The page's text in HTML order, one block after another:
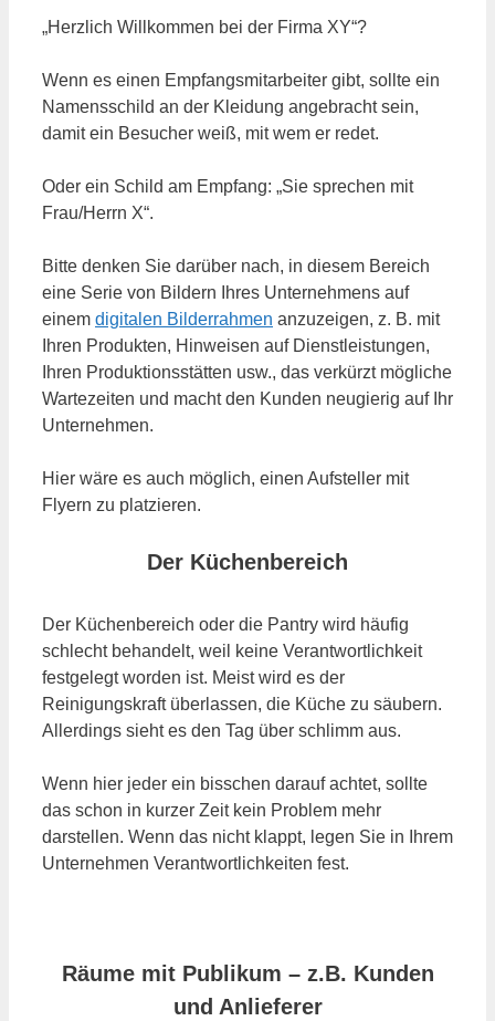
„Herzlich Willkommen bei der Firma XY“?
Wenn es einen Empfangsmitarbeiter gibt, sollte ein
Namensschild an der Kleidung angebracht sein,
damit ein Besucher weiß, mit wem er redet.
Oder ein Schild am Empfang: „Sie sprechen mit
Frau/Herrn X“.
Bitte denken Sie darüber nach, in diesem Bereich
eine Serie von Bildern Ihres Unternehmens auf
einem digitalen Bilderrahmen anzuzeigen, z. B. mit
Ihren Produkten, Hinweisen auf Dienstleistungen,
Ihren Produktionsstätten usw., das verkürzt mögliche
Wartezeiten und macht den Kunden neugierig auf Ihr
Unternehmen.
Hier wäre es auch möglich, einen Aufsteller mit
Flyern zu platzieren.
Der Küchenbereich
Der Küchenbereich oder die Pantry wird häufig
schlecht behandelt, weil keine Verantwortlichkeit
festgelegt worden ist. Meist wird es der
Reinigungskraft überlassen, die Küche zu säubern.
Allerdings sieht es den Tag über schlimm aus.
Wenn hier jeder ein bisschen darauf achtet, sollte
das schon in kurzer Zeit kein Problem mehr
darstellen. Wenn das nicht klappt, legen Sie in Ihrem
Unternehmen Verantwortlichkeiten fest.
Räume mit Publikum – z.B. Kunden
und Anlieferer